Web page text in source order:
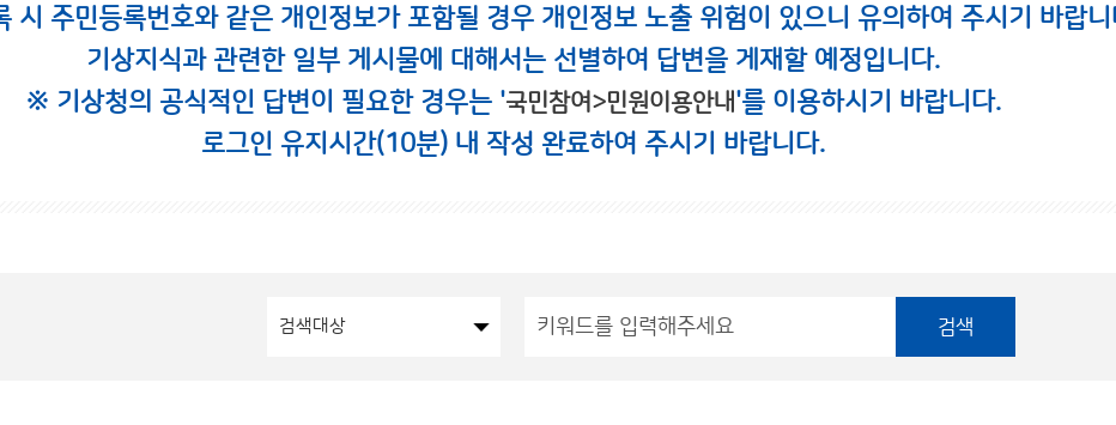
시 주민등록번호와 같은 개인정보가 포함될 경우 개인정보 노출 위험이 있으니 유의하여 주시기 바랍니
기상지식과 관련한 일부 게시물에 대해서는 선별하여 답변을 게재할 예정입니다.
※ 기상청의 공식적인 답변이 필요한 경우는 '국민참여>민원이용안내'를 이용하시기 바랍니다.
로그인 유지시간(10분) 내 작성 완료하여 주시기 바랍니다.
검색